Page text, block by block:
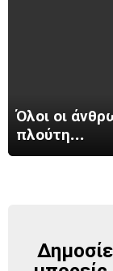
Όλοι οι
πλούτη…
ΣΤΟΝ